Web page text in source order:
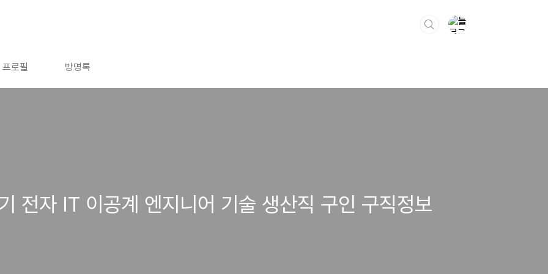
프로필 방명록
전자 IT 이공계 엔지니어 기술 생산직 구인 구직정보